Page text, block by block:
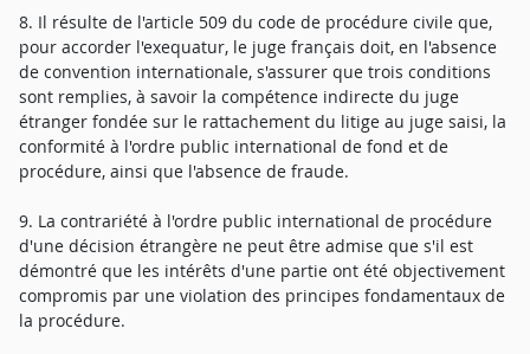
8. Il résulte de l'article 509 du code de procédure civile que,
pour accorder l'exequatur, le juge français doit, en l'absence
de convention internationale, s'assurer que trois conditions
sont remplies, à savoir la compétence indirecte du juge
étranger fondée sur le rattachement du litige au juge saisi, la
conformité à l'ordre public international de fond et de
procédure, ainsi que l'absence de fraude.
9. La contrariété à l'ordre public international de procédure
d'une décision étrangère ne peut être admise que s'il est
démontré que les intérêts d'une partie ont été objectivement
compromis par une violation des principes fondamentaux de
la procédure.